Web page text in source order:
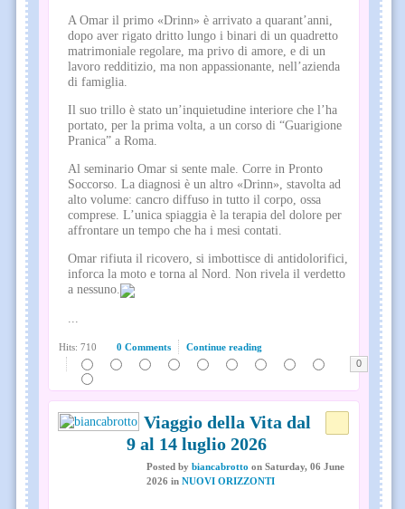
A Omar il primo «Drinn» è arrivato a quarant’anni,
dopo aver rigato dritto lungo i binari di un quadretto
matrimoniale regolare, ma privo di amore, e di un
lavoro redditizio, ma non appassionante, nell’azienda
di famiglia.
Il suo trillo è stato un’inquietudine interiore che l’ha
portato, per la prima volta, a un corso di “Guarigione
Pranica” a Roma.
Al seminario Omar si sente male. Corre in Pronto
Soccorso. La diagnosi è un altro «Drinn», stavolta ad
alto volume: cancro diffuso in tutto il corpo, ossa
comprese. L’unica spiaggia è la terapia del dolore per
affrontare un tempo che ha i mesi contati.
Omar rifiuta il ricovero, si imbottisce di antidolorifici,
inforca la moto e torna al Nord. Non rivela il verdetto
a nessuno.
0 Comments Continue reading
Hits: 710
0
Il Viaggio della Vita dal
9 al 14 luglio 2026
Posted by biancabrotto on Saturday, 06 June
2026 in NUOVI ORIZZONTI